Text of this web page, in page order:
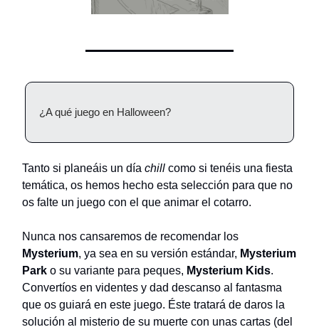
¿A qué juego en Halloween?
Tanto si planeáis un día chill como si tenéis una fiesta
temática, os hemos hecho esta selección para que no
os falte un juego con el que animar el cotarro.
Nunca nos cansaremos de recomendar los
Mysterium, ya sea en su versión estándar, Mysterium
Park o su variante para peques, Mysterium Kids.
Convertíos en videntes y dad descanso al fantasma
que os guiará en este juego. Éste tratará de daros la
solución al misterio de su muerte con unas cartas (del